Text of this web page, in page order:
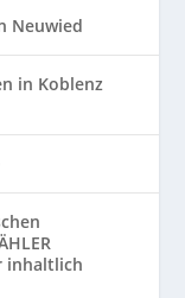
Neuwied
in Koblenz
inhaltlich